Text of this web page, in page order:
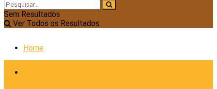
Sem Resultados
Ver Todos os Resultados
Home